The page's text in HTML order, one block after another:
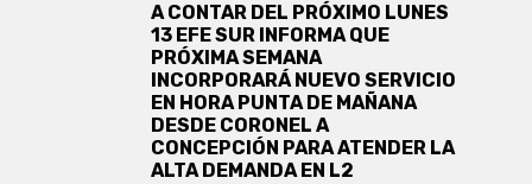
A CONTAR DEL PRÓXIMO LUNES
13 EFE SUR INFORMA QUE
PRÓXIMA SEMANA
INCORPORARÁ NUEVO SERVICIO
EN HORA PUNTA DE MAÑANA
DESDE CORONEL A
CONCEPCIÓN PARA ATENDER LA
ALTA DEMANDA EN L2